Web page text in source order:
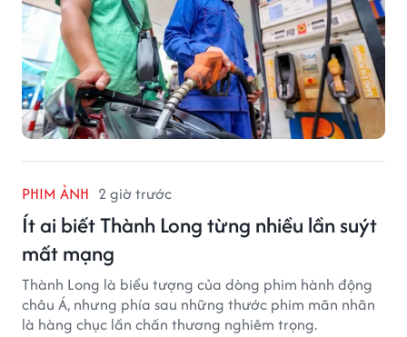
PHIM ẢNH 2 giờ trước
Ít ai biết Thành Long từng nhiều lần suýt
mất mạng
Thành Long là biểu tượng của dòng phim hành động
châu Á, nhưng phía sau những thước phim mãn nhãn
là hàng chục lần chấn thương nghiêm trọng.